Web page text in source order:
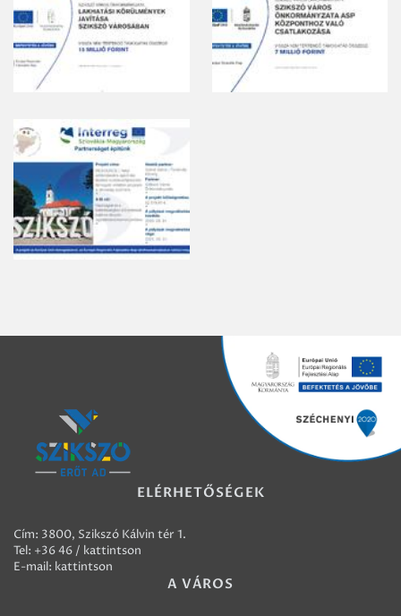
ELÉRHETŐSÉGEK
Cím: 3800, Szikszó Kálvin tér 1.
Tel: +36 46 / kattintson
E-mail: kattintson
A VÁROS